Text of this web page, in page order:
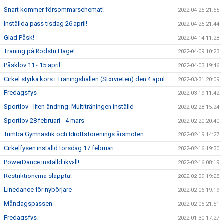
Snart kommer försommarschemat! 2022-04-25 21:55
Inställda pass tisdag 26 april! 2022-04-25 21:44
Glad Påsk! 2022-04-14 11:28
Träning på Rödstu Hage! 2022-04-09 10:23
Påsklov 11 - 15 april 2022-04-03 19:46
Cirkel styrka körs i Träningshallen (Storvreten) den 4 april 2022-03-31 20:09
Fredagsfys 2022-03-19 11:42
Sportlov - liten ändring: Multiträningen inställd 2022-02-28 15:24
Sportlov 28 februari - 4 mars 2022-02-20 20:40
Tumba Gymnastik och Idrottsförenings årsmöten 2022-02-19 14:27
Cirkelfysen inställd torsdag 17 februari 2022-02-16 19:30
PowerDance inställd ikväll! 2022-02-16 08:19
Restriktionerna släppta! 2022-02-09 19:28
Linedance för nybörjare 2022-02-06 19:19
Måndagspassen 2022-02-05 21:51
Fredagsfys! 2022-01-30 17:27